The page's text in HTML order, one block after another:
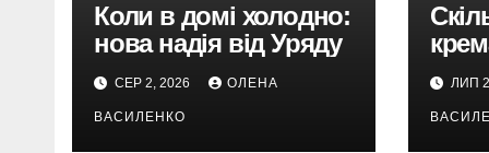
Коли в домі холодно:
нова надія від Уряду
СЕР 2, 2026 ОЛЕНА
ВАСИЛЕНКО
наша
ЛИП